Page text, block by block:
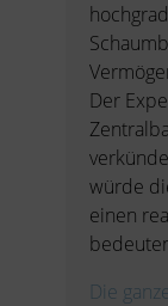
Der
würde
einen
Die